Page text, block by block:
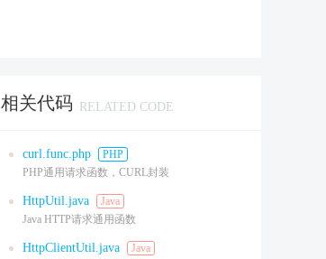
相关代码 RELATED CODE
curl.func.php
PHP
PHP通用请求函数，CURL封装
HttpUtil.java
Java
Java HTTP请求通用函数
HttpClientUtil.java
Java